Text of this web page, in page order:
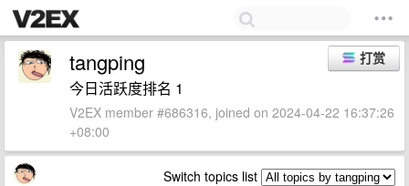
打赏
tangping
今日活跃度排名 1
V2EX member #686316, joined on 2024-04-22 16:37:26
+08:00
Switch topics list